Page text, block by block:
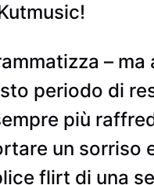
–
periodo di
più
un sorriso
flirt di una